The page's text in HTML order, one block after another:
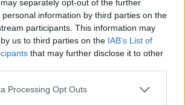
separately opt-out of the further
information by third parties on the
participants. This information may
us to third parties on the IAB’s List of
that may further disclose it to other
website/app uses one or more Google
Processing Opt Outs